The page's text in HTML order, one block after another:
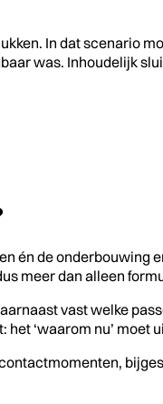
In dat scenario
was. Inhoudelijk
én de onderbouwing
meer dan alleen
vast welke
‘waarom nu’ moet